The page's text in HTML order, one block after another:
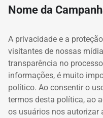
Nome da
A privacidade e a
visitantes de nossas
transparência no
informações, é muito
político. Ao consentir o
termos desta política, ao
os usuários nos autorizar